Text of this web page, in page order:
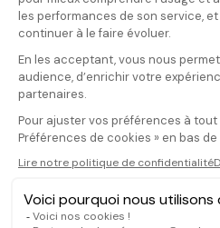
Donnez votre avis
Votre note
Votre commentaire
Il faut vous connecter pour
publier un avis
CONNEXION